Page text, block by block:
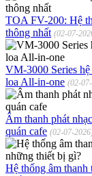
TOA FV-200: Hệ
thông nhất (02-07-
VM-3000 Series
loa All-in-one (02-
Âm thanh phát
quán cafe (02-07-
Hệ thống âm thanh